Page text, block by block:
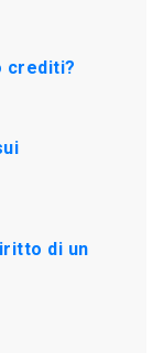
crediti?
di un